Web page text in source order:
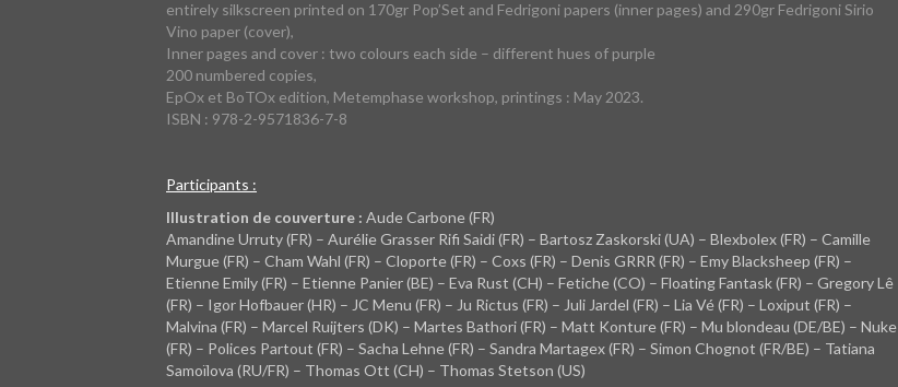
entirely silkscreen printed on 170gr Pop’Set and Fedrigoni papers (inner pages) and 290gr Fedrigoni Sirio
Vino paper (cover),
Inner pages and cover : two colours each side – different hues of purple
200 numbered copies,
EpOx et BoTOx edition, Metemphase workshop, printings : May 2023.
ISBN : 978-2-9571836-7-8
Participants :
Illustration de couverture : Aude Carbone (FR)
Amandine Urruty (FR) – Aurélie Grasser Rifi Saidi (FR) – Bartosz Zaskorski (UA) – Blexbolex (FR) – Camille
Murgue (FR) – Cham Wahl (FR) – Cloporte (FR) – Coxs (FR) – Denis GRRR (FR) – Emy Blacksheep (FR) –
Etienne Emily (FR) – Etienne Panier (BE) – Eva Rust (CH) – Fetiche (CO) – Floating Fantask (FR) – Gregory Lê
(FR) – Igor Hofbauer (HR) – JC Menu (FR) – Ju Rictus (FR) – Juli Jardel (FR) – Lia Vé (FR) – Loxiput (FR) –
Malvina (FR) – Marcel Ruijters (DK) – Martes Bathori (FR) – Matt Konture (FR) – Mu blondeau (DE/BE) – Nuke
(FR) – Polices Partout (FR) – Sacha Lehne (FR) – Sandra Martagex (FR) – Simon Chognot (FR/BE) – Tatiana
Samoïlova (RU/FR) – Thomas Ott (CH) – Thomas Stetson (US)